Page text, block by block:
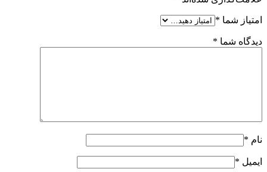
امتیاز شما *
دیدگاه شما *
نام *
ایمیل *